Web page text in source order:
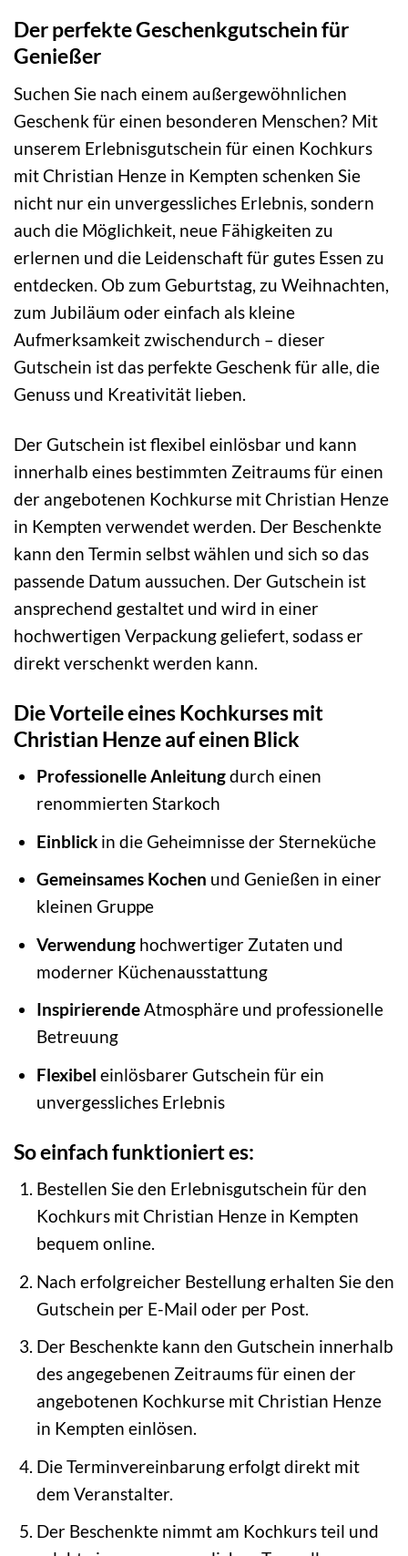
Der perfekte Geschenkgutschein für
Genießer
Suchen Sie nach einem außergewöhnlichen
Geschenk für einen besonderen Menschen? Mit
unserem Erlebnisgutschein für einen Kochkurs
mit Christian Henze in Kempten schenken Sie
nicht nur ein unvergessliches Erlebnis, sondern
auch die Möglichkeit, neue Fähigkeiten zu
erlernen und die Leidenschaft für gutes Essen zu
entdecken. Ob zum Geburtstag, zu Weihnachten,
zum Jubiläum oder einfach als kleine
Aufmerksamkeit zwischendurch – dieser
Gutschein ist das perfekte Geschenk für alle, die
Genuss und Kreativität lieben.
Der Gutschein ist flexibel einlösbar und kann
innerhalb eines bestimmten Zeitraums für einen
der angebotenen Kochkurse mit Christian Henze
in Kempten verwendet werden. Der Beschenkte
kann den Termin selbst wählen und sich so das
passende Datum aussuchen. Der Gutschein ist
ansprechend gestaltet und wird in einer
hochwertigen Verpackung geliefert, sodass er
direkt verschenkt werden kann.
Die Vorteile eines Kochkurses mit
Christian Henze auf einen Blick
Professionelle Anleitungdurch einen
renommierten Starkoch
Einblickin die Geheimnisse der Sterneküche
Gemeinsames Kochen und Genießen in einer
kleinen Gruppe
Verwendunghochwertiger Zutaten und
moderner Küchenausstattung
InspirierendeAtmosphäre und professionelle
Betreuung
Flexibel einlösbarer Gutschein für ein
unvergessliches Erlebnis
So einfach funktioniert es:
Bestellen Sie den Erlebnisgutschein für den
Kochkurs mit Christian Henze in Kempten
bequem online.
Nach erfolgreicher Bestellung erhalten Sie den
Gutschein per E-Mail oder per Post.
Der Beschenkte kann den Gutschein innerhalb
des angegebenen Zeitraums für einen der
angebotenen Kochkurse mit Christian Henze
in Kempten einlösen.
Die Terminvereinbarung erfolgt direkt mit
dem Veranstalter.
Der Beschenkte nimmt am Kochkurs teil und